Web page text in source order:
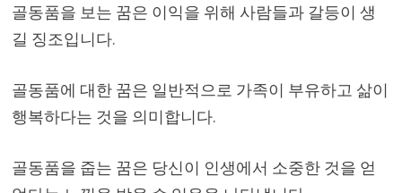
골동품을 보는 꿈은 이익을 위해 사람들과 갈등이 생
길 징조입니다.
골동품에 대한 꿈은 일반적으로 가족이 부유하고 삶이
행복하다는 것을 의미합니다.
골동품을 줍는 꿈은 당신이 인생에서 소중한 것을 얻